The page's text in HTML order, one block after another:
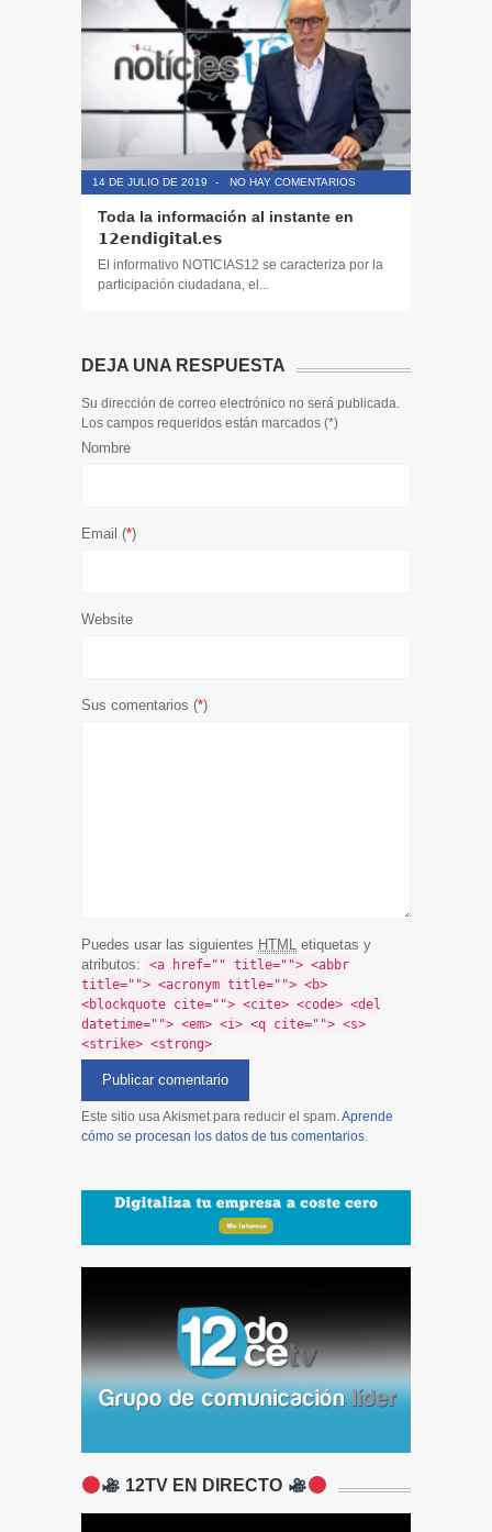
14 DE JULIO DE 2019 - NO HAY COMENTARIOS
Toda la información al instante en
𝟭𝟮𝗲𝗻𝗱𝗶𝗴𝗶𝘁𝗮𝗹.𝗲𝘀
El informativo NOTICIAS12 se caracteriza por la
participación ciudadana, el...
DEJA UNA RESPUESTA
Su dirección de correo electrónico no será publicada.
Los campos requeridos están marcados (*)
Nombre
Email (*)
Website
Sus comentarios (*)
Puedes usar las siguientes HTML etiquetas y
atributos:
<a href="" title=""> <abbr
title=""> <acronym title=""> <b>
<blockquote cite=""> <cite> <code> <del
datetime=""> <em> <i> <q cite=""> <s>
<strike> <strong>
Este sitio usa Akismet para reducir el spam.Aprende
cómo se procesan los datos de tus comentarios.
12TV EN DIRECTO